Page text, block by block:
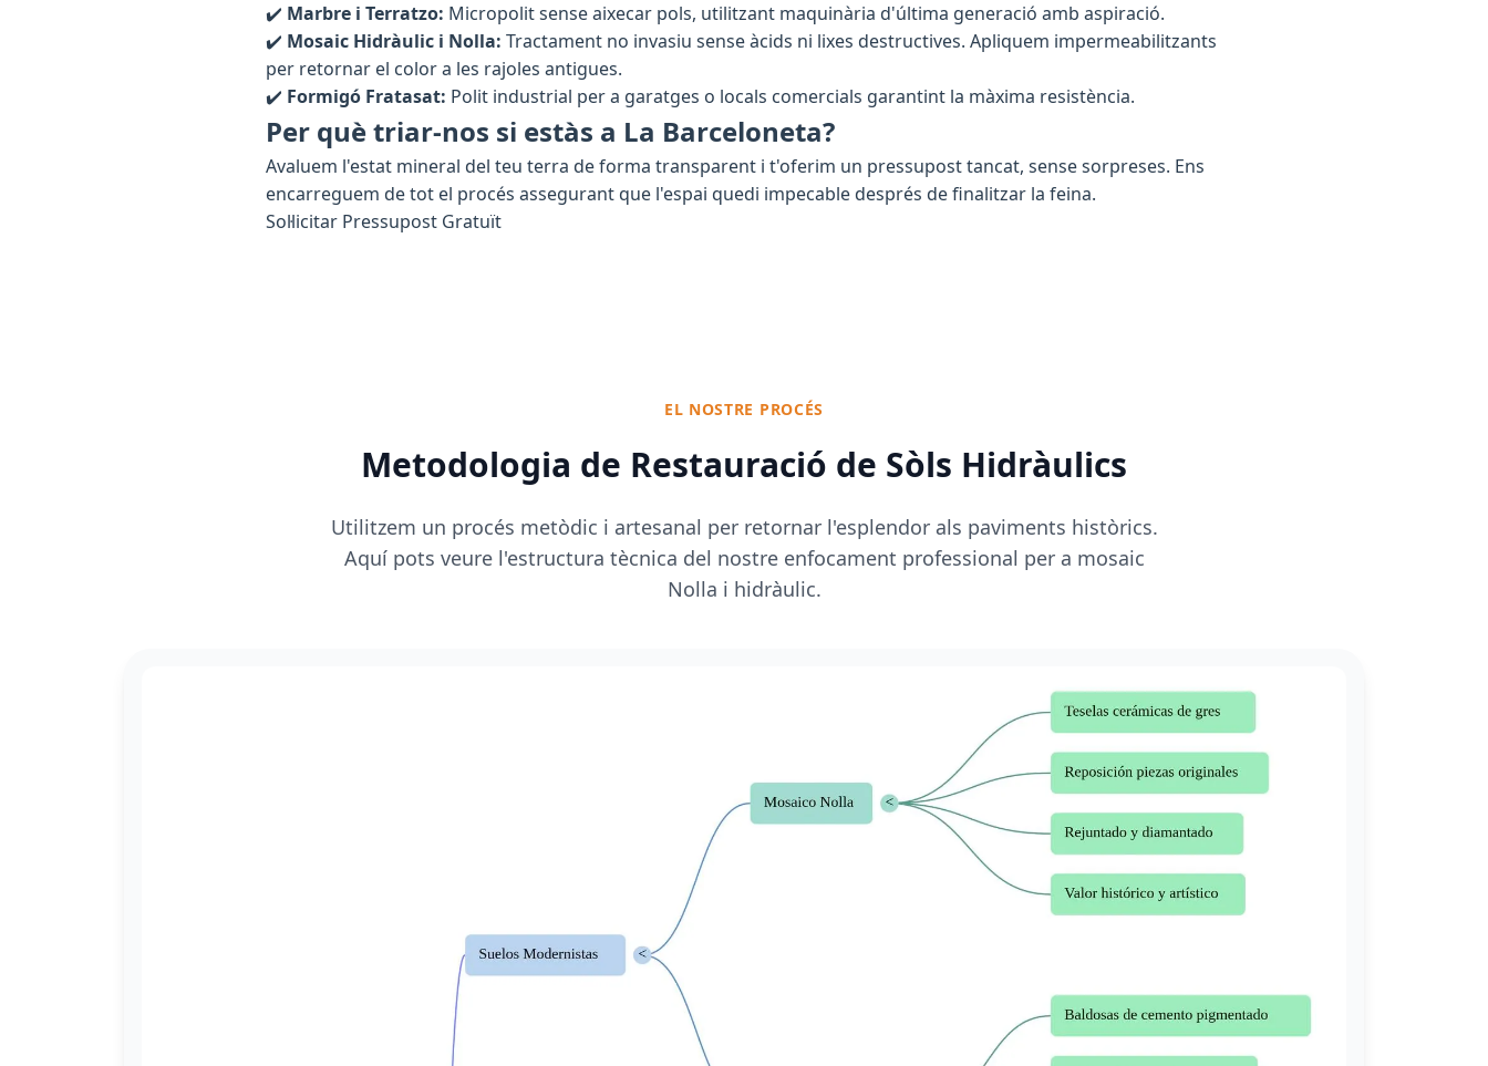
✔️ Marbre i Terratzo: Micropolit sense aixecar pols, utilitzant maquinària d'última generació amb aspiració.
✔️ Mosaic Hidràulic i Nolla: Tractament no invasiu sense àcids ni lixes destructives. Apliquem impermeabilitzants
per retornar el color a les rajoles antigues.
✔️ Formigó Fratasat: Polit industrial per a garatges o locals comercials garantint la màxima resistència.
Per què triar-nos si estàs a La Barceloneta?
Avaluem l'estat mineral del teu terra de forma transparent i t'oferim un pressupost tancat, sense sorpreses. Ens
encarreguem de tot el procés assegurant que l'espai quedi impecable després de finalitzar la feina.
Sol·licitar Pressupost Gratuït
EL NOSTRE PROCÉS
Metodologia de Restauració de Sòls Hidràulics
Utilitzem un procés metòdic i artesanal per retornar l'esplendor als paviments històrics.
Aquí pots veure l'estructura tècnica del nostre enfocament professional per a mosaic
Nolla i hidràulic.